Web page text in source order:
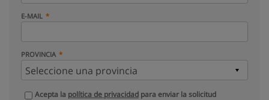
E-MAIL
PROVINCIA
Acepta la política de privacidad para enviar la solicitud